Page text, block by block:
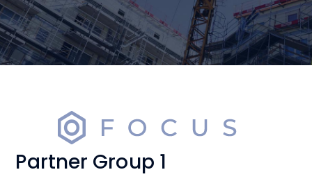
Partner Group 1